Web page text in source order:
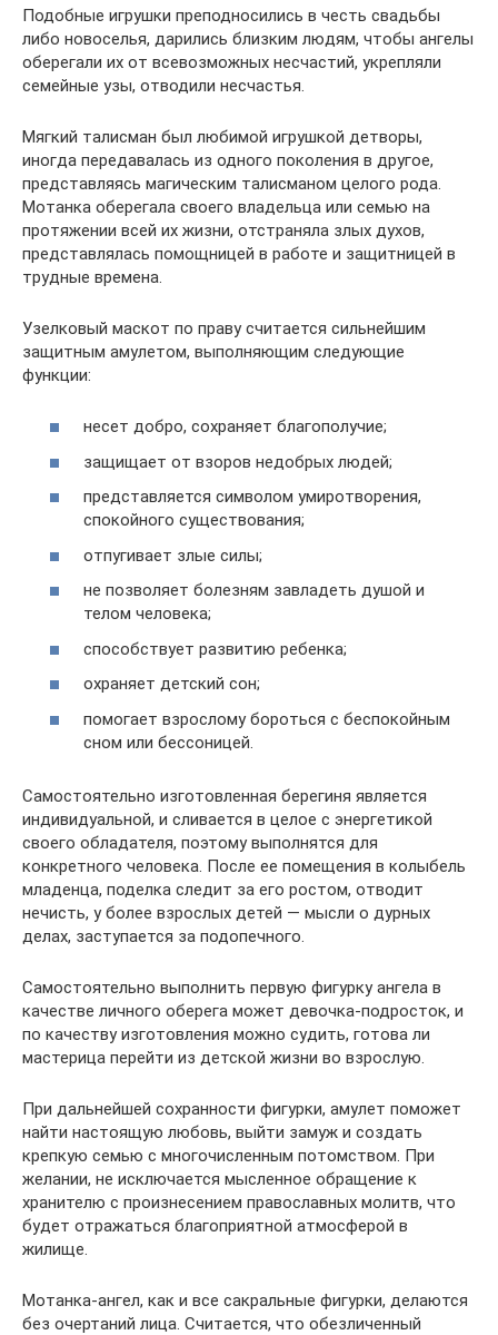
Подобные игрушки преподносились в честь свадьбы
либо новоселья, дарились близким людям, чтобы ангелы
оберегали их от всевозможных несчастий, укрепляли
семейные узы, отводили несчастья.
Мягкий талисман был любимой игрушкой детворы,
иногда передавалась из одного поколения в другое,
представляясь магическим талисманом целого рода.
Мотанка оберегала своего владельца или семью на
протяжении всей их жизни, отстраняла злых духов,
представлялась помощницей в работе и защитницей в
трудные времена.
Узелковый маскот по праву считается сильнейшим
защитным амулетом, выполняющим следующие
функции:
несет добро, сохраняет благополучие;
защищает от взоров недобрых людей;
представляется символом умиротворения,
спокойного существования;
отпугивает злые силы;
не позволяет болезням завладеть душой и
телом человека;
способствует развитию ребенка;
охраняет детский сон;
помогает взрослому бороться с беспокойным
сном или бессоницей.
Самостоятельно изготовленная берегиня является
индивидуальной, и сливается в целое с энергетикой
своего обладателя, поэтому выполнятся для
конкретного человека. После ее помещения в колыбель
младенца, поделка следит за его ростом, отводит
нечисть, у более взрослых детей ― мысли о дурных
делах, заступается за подопечного.
Самостоятельно выполнить первую фигурку ангела в
качестве личного оберега может девочка-подросток, и
по качеству изготовления можно судить, готова ли
мастерица перейти из детской жизни во взрослую.
При дальнейшей сохранности фигурки, амулет поможет
найти настоящую любовь, выйти замуж и создать
крепкую семью с многочисленным потомством. При
желании, не исключается мысленное обращение к
хранителю с произнесением православных молитв, что
будет отражаться благоприятной атмосферой в
жилище.
Мотанка-ангел, как и все сакральные фигурки, делаются
без очертаний лица. Считается, что обезличенный